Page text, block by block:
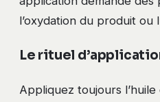
l’oxydation du produit ou
Le rituel
Appliquez toujours